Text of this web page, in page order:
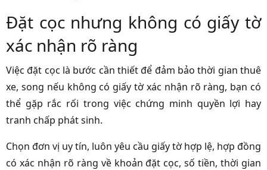
Đặt cọc nhưng không có giấy tờ
xác nhận rõ ràng
Việc đặt cọc là bước cần thiết để đảm bảo thời gian thuê
xe, song nếu không có giấy tờ xác nhận rõ ràng, bạn có
thể gặp rắc rối trong việc chứng minh quyền lợi hay
tranh chấp phát sinh.
Chọn đơn vị uy tín, luôn yêu cầu giấy tờ hợp lệ, hợp đồng
có xác nhận rõ ràng về khoản đặt cọc, số tiền, thời gian